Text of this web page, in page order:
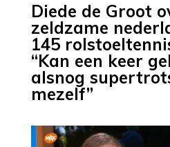
Diede de Groot
zeldzame
145
“Kan een keer
alsnog
mezelf”